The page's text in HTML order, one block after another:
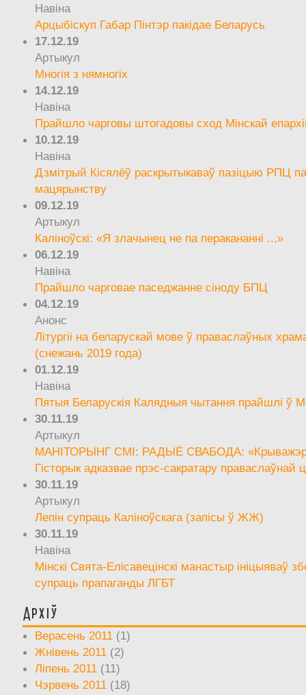
Навіна
Арцыбіскуп Габар Пінтэр пакідае Беларусь
17.12.19
Артыкул
Многія з нямногіх
14.12.19
Навіна
Прайшло чарговы штогадовы сход Мінскай
10.12.19
Навіна
Дзмітрый Кісялёў раскрытыкаваў пазіцыю РПЦ
мацярынству
09.12.19
Артыкул
Каліноўскі: «Я злачынец не па перакананні ...»
06.12.19
Навіна
Прайшло чарговае паседжанне сіноду БПЦ
04.12.19
Анонс
Літургіі на беларускай мове ў праваслаўных
(снежань 2019 года)
01.12.19
Навіна
Пятыя Беларускія Калядныя чытання прайшлі ў
30.11.19
Артыкул
МАНІТОРЫНГ СМІ: РАДЫЁ СВАБОДА:
Гісторык адказвае прэс-сакратару праваслаўнай
30.11.19
Артыкул
Лепін супраць Каліноўскага (запісы ў ЖЖ)
30.11.19
Навіна
Мінскі Свята-Елісавецінскі манастыр ініцыяваў
супраць прапаганды ЛГБТ
Архіў
Верасень 2011 (1)
Жнівень 2011 (2)
Ліпень 2011 (11)
Чэрвень 2011 (18)